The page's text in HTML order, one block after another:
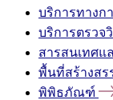
บริการทางก
บริการตรวจ
สารสนเทศแ
พื้นที่สร้างสร
พิพิธภัณฑ์